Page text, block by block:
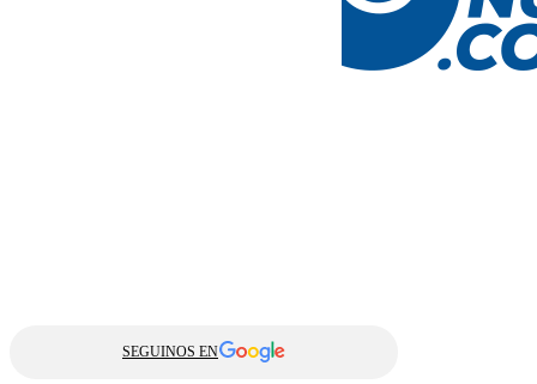
SEGUINOS EN